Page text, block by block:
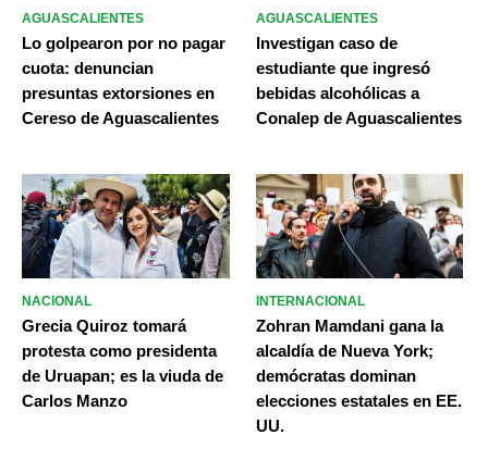
AGUASCALIENTES
Lo golpearon por no pagar
cuota: denuncian
presuntas extorsiones en
Cereso de Aguascalientes
AGUASCALIENTES
Investigan caso de
estudiante que ingresó
bebidas alcohólicas a
Conalep de Aguascalientes
NACIONAL
Grecia Quiroz tomará
protesta como presidenta
de Uruapan; es la viuda de
Carlos Manzo
INTERNACIONAL
Zohran Mamdani gana la
alcaldía de Nueva York;
demócratas dominan
elecciones estatales en EE.
UU.